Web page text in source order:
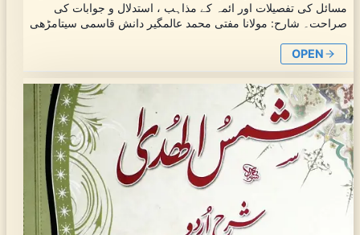
مسائل کی تفصیلات اور ائمہ کے مذاہب ، استدلال و جوابات کی
صراحت۔ شارح: مولانا مفتی محمد عالمگیر دانش قاسمی سیتامڑھی
OPEN